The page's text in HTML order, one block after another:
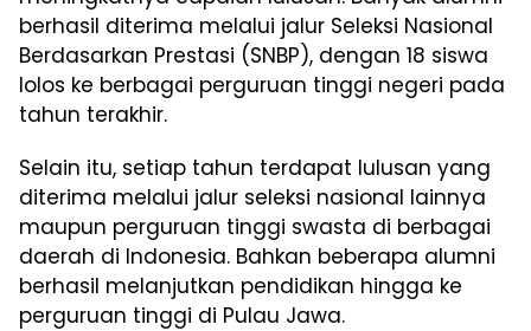
berhasil diterima melalui jalur Seleksi Nasional
Berdasarkan Prestasi (SNBP), dengan 18 siswa
lolos ke berbagai perguruan tinggi negeri pada
tahun terakhir.
Selain itu, setiap tahun terdapat lulusan yang
diterima melalui jalur seleksi nasional lainnya
maupun perguruan tinggi swasta di berbagai
daerah di Indonesia. Bahkan beberapa alumni
berhasil melanjutkan pendidikan hingga ke
perguruan tinggi di Pulau Jawa.